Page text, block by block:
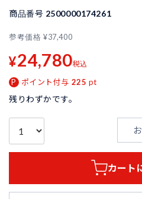
商品番号 2500000174261
参考価格 ¥37,400
¥24,780税込
ポイント付与 225 pt
残りわずかです。
カート